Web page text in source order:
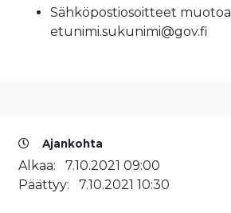
Sähköpostiosoitteet muotoa
etunimi.sukunimi@gov.fi
Ajankohta
Alkaa: 7.10.2021 09:00
Päättyy: 7.10.2021 10:30